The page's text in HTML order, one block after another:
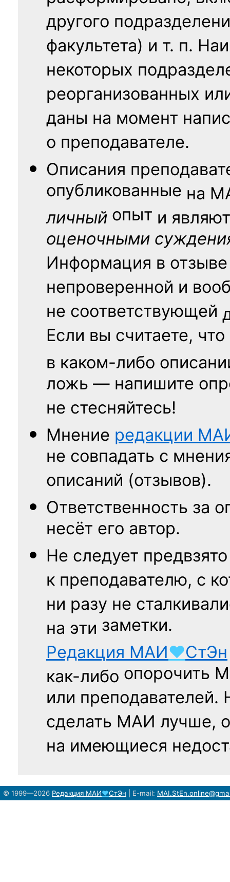
другого
факультета) и т. п.
некоторых
реорганизованных
даны на момент
о преподавателе.
Описания
опубликованные на
личный опыт и
оценочными
Информация в
непроверенной и
не соответствующей
Если вы считаете, что
в каком-либо
ложь — напишите
не стесняйтесь!
Мнение редакции
не совпадать с
описаний (отзывов).
Ответственность за
несёт его автор.
Не следует
к преподавателю, с
ни разу не
на эти заметки.
Редакция МАИ♥СтЭн
как-либо опорочить
или
сделать МАИ лучше,
на имеющиеся
© 1999—2026 Редакция МАИ♥СтЭн E-mail: